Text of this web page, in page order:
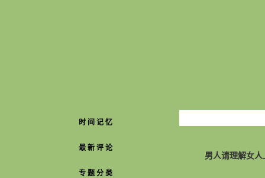
时 间 记 忆
最 新 评 论
专 题 分 类
男人请理解女人